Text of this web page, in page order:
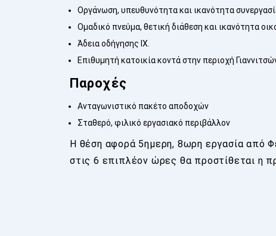
Οργάνωση, υπευθυνότητα και ικανότητα
Ομαδικό πνεύμα, θετική διάθεση και ικανότητα
Άδεια οδήγησης ΙΧ.
Επιθυμητή κατοικία κοντά στην περιοχή
Παροχές
Ανταγωνιστικό πακέτο αποδοχών
Σταθερό, φιλικό εργασιακό περιβάλλον
Η θέση αφορά 5ημερη, 8ωρη εργασία από
στις 6 επιπλέον ώρες θα προστίθεται η